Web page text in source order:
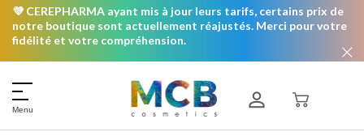
💜 CEREPHARMA ayant mis à jour leurs tarifs, certains prix de
notre boutique sont actuellement réajustés. Merci pour votre
fidélité et votre compréhension.
Menu